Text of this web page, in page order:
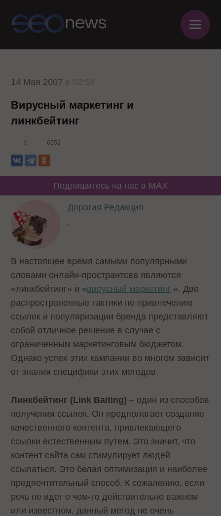
≡
14 Мая 2007
Вирусный маркетинг и
линкбейтинг
0 6552
Подпишитесь на нас в MAX
Дорогая Редакция
,
В настоящее время самыми популярными
словами онлайн-пространтсва являются
«линкбейтинг» и «вирусный маркетинг ». Две
распространенные тактики по привлечению
ссылок и популяризации бренда представляют
собой отличное решение в случае с
ограниченным маркетинговым бюджетом.
Однако успех этих кампании во многом зависит
от знания специфики этих методов.
Линкбейтинг (Link Baiting) – один из способов
получения ссылок. Он предполагает создание
качественного контента, привлекающего
ссылки естественным путем. Это значит, что
контент сайта сам стимулирует людей
ссылаться. Это белая оптимизация и наиболее
предпочтительный способ. К сожалению, если
речь не идет о чем-то действительно важном
или известном, данный метод не очень